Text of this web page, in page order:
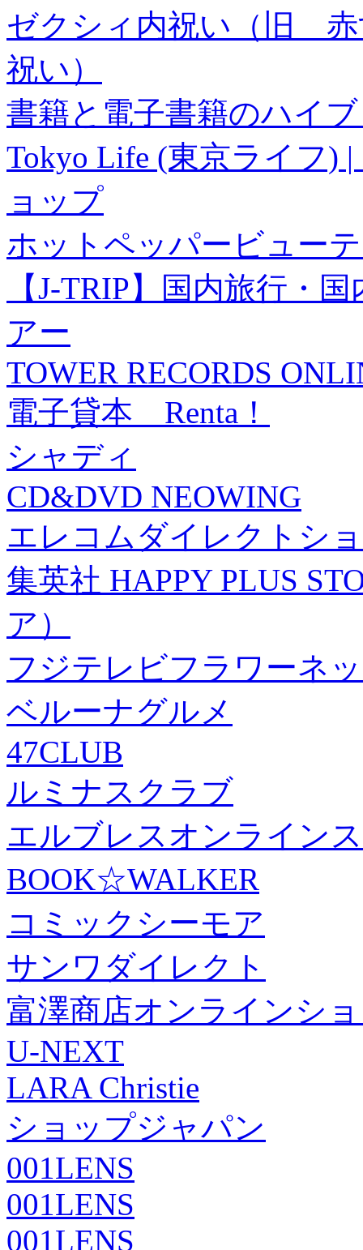
ゼクシィ内祝い（旧 赤
祝い）
書籍と電子書籍のハイ
Tokyo Life (東京ライフ)
ョップ
ホットペッパービュー
【J-TRIP】国内旅行・
アー
TOWER RECORDS
電子貸本 Renta！
シャディ
CD&DVD NEOWING
エレコムダイレクトシ
集英社 HAPPY PLUS
ア）
フジテレビフラワーネ
ベルーナグルメ
47CLUB
ルミナスクラブ
エルブレスオンライン
BOOK☆WALKER
コミックシーモア
サンワダイレクト
富澤商店オンラインシ
U-NEXT
LARA Christie
ショップジャパン
001LENS
001LENS
001LENS